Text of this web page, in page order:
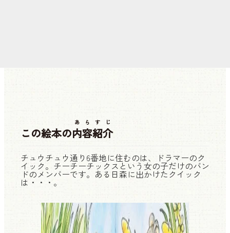
この絵本の内容紹介
あらすじ
チュウチュウ通り6番地に住むのは、ドラマーのク
イック。チーチーチックスという女の子だけのバン
ドのメンバーです。ある日森に出かけたクイック
は・・・。